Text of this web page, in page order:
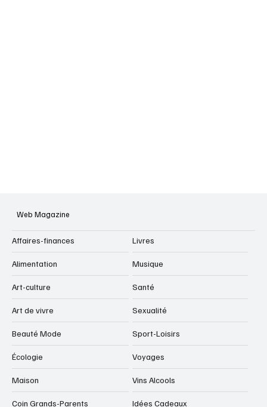
Web Magazine
Affaires-finances
Alimentation
Art-culture
Art de vivre
Beauté Mode
Écologie
Maison
Coin Grands-Parents
Livres
Musique
Santé
Sexualité
Sport-Loisirs
Voyages
Vins Alcools
Idées Cadeaux